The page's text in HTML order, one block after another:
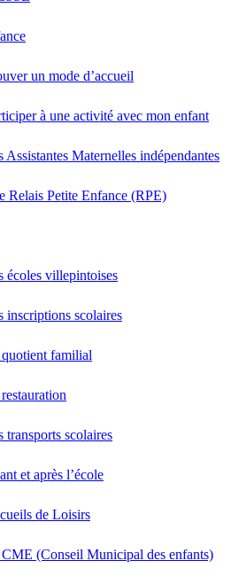
un mode d’accueil
à une activité avec mon enfant
Assistantes Maternelles indépendantes
Relais Petite Enfance (RPE)
écoles villepintoises
inscriptions scolaires
familial
transports scolaires
et après l’école
de Loisirs
(Conseil Municipal des enfants)